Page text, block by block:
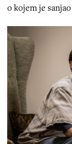
o kojem je